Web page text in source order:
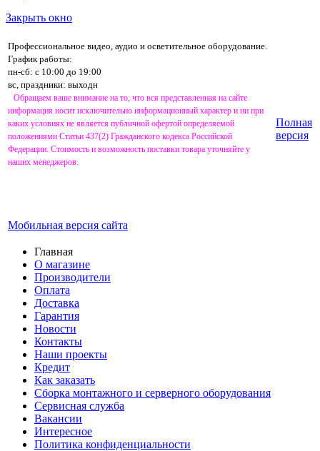
Закрыть окно
Профессиональное видео, аудио и осветительное оборудование.
График работы:
пн-сб: с 10:00 до 19:00
вс, праздники: выходн
Обращаем ваше внимание на то, что вся представленная на сайте
информация носит исключительно информационный характер и ни при
каких условиях не является публичной офертой определяемой
положениями Статьи 437(2) Гражданского кодекса Российской
Федерации. Стоимость и возможность поставки товара уточняйте у
наших менеджеров.
Мобильная версия сайта
Полная
версия
Главная
О магазине
Производители
Оплата
Доставка
Гарантия
Новости
Контакты
Наши проекты
Кредит
Как заказать
Сборка монтажного и серверного оборудования
Сервисная служба
Вакансии
Интересное
Политика конфиденциальности